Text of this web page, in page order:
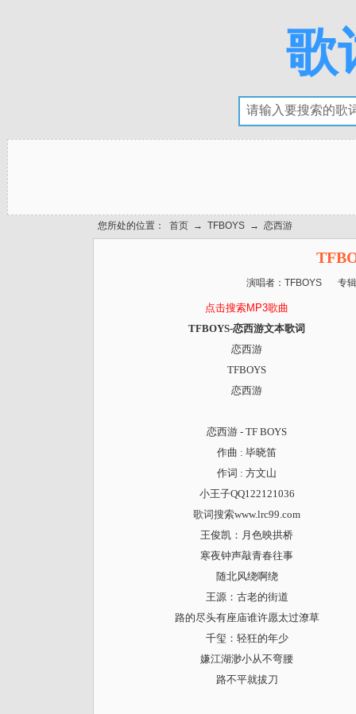
歌
您所处的位置： 首页 → TFBOYS → 恋西游
演唱者：TFBOYS 专
点击搜索MP3歌曲
TFBOYS-恋西游文本歌词
恋西游
TFBOYS
恋西游
恋西游 - TF BOYS
作曲 : 毕晓笛
作词 : 方文山
小王子QQ122121036
歌词搜索www.lrc99.com
王俊凯：月色映拱桥
寒夜钟声敲青春往事
随北风绕啊绕
王源：古老的街道
路的尽头有座庙谁许愿太过潦草
千玺：轻狂的年少
嫌江湖渺小从不弯腰
路不平就拔刀